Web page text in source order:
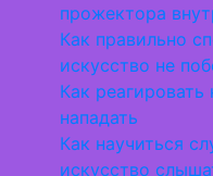
прожектора
Как правильно
искусство не
Как
нападать
Как научиться
искусство